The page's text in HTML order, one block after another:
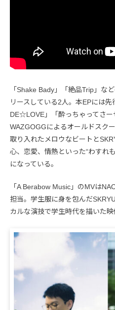
「Shake Bady」「絶品Trip」な
リースしている2人。本EPには
DE☆LOVE」「酔っちゃってさー
WAZGOGGによるオールドスク
取り入れたメロウなビートと
心、恋愛、情熱といった“わすれ
になっている。
「A Berabow Music」のMVは
担当。学生服に身を包んだ
カルな演技で学生時代を描いた映